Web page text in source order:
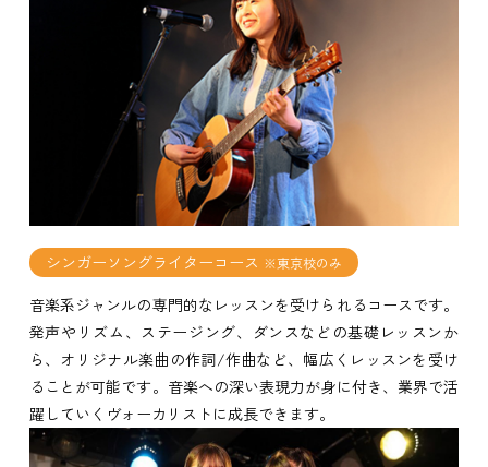
シンガーソングライターコース ※東京校のみ
音楽系ジャンルの専門的なレッスンを受けられるコースです。
発声やリズム、ステージング、ダンスなどの基礎レッスンか
ら、オリジナル楽曲の作詞/作曲など、幅広くレッスンを受け
ることが可能です。音楽への深い表現力が身に付き、業界で活
躍していくヴォーカリストに成長できます。